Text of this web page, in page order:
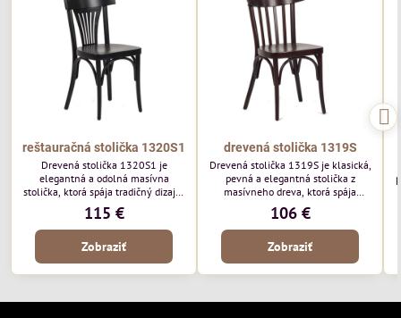
reštauračná stolička 1320S1
Drevená stolička 1320S1 je
elegantná a odolná masívna
stolička, ktorá spája tradičný dizajn,
kvalitné spracovanie a vysokú
stabilitu. Vďaka svojmu
nadčasovému vzhľadu sa hodí do
domácich jedální, kuchýň,
reštaurácií, kaviarní aj hotelových
priestorov. Model 1320S1 je
56 od výrobcu TON.
115 €
Zobraziť
drevená stolička 1319S
Drevená stolička 1319S je klasická,
pevná a elegantná stolička z
masívneho dreva, ktorá spája
nadčasový dizajn, vysokú odolnosť
a pohodlné sedenie. Vďaka svojmu
univerzálnemu vzhľadu sa hodí do
reštaurácií, kaviarní, hotelových
domácich kuchýň a jedální.
106 €
Zobraziť